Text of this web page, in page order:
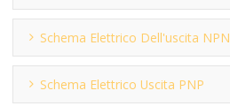
Schema Elettrico Dell'uscita NPN
Schema Elettrico Uscita PNP